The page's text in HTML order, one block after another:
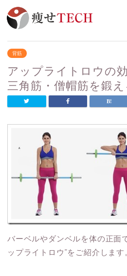
背筋
アップライトロウの
三角筋・僧帽筋を鍛
バーベルやダンベルを体の正面
ップライトロウ”をご紹介します